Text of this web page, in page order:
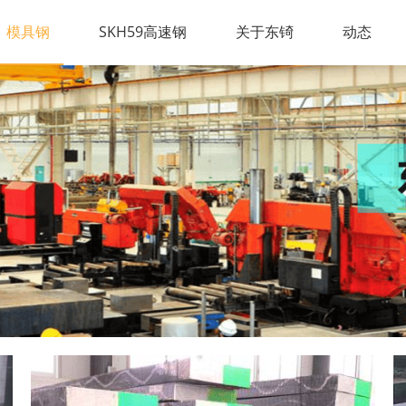
模具钢 SKH59高速钢 关于东锜 动态